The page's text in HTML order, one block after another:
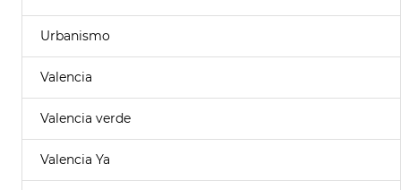
Urbanismo
Valencia
Valencia verde
Valencia Ya